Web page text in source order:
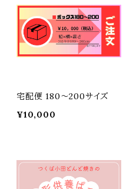
宅配便 180〜200サイズ
¥10,000